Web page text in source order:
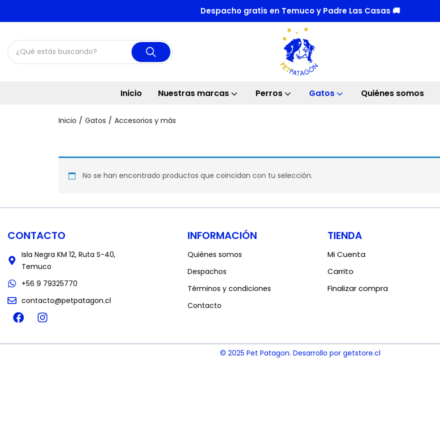
Despacho gratis en Temuco y Padre Las Casas 🚚
Inicio Nuestras marcas Perros Gatos Quiénes somos
Inicio Gatos Accesorios y más
No se han encontrado productos que coincidan con tu selección.
CONTACTO
Isla Negra KM 12, Ruta S-40,
Temuco
+56 9 79325770
contacto@petpatagon.cl
INFORMACIÓN
Quiénes somos
Despachos
Términos y condiciones
Contacto
TIENDA
Mi Cuenta
Carrito
Finalizar compra
© 2025 Pet Patagon. Desarrollo por getstore.cl